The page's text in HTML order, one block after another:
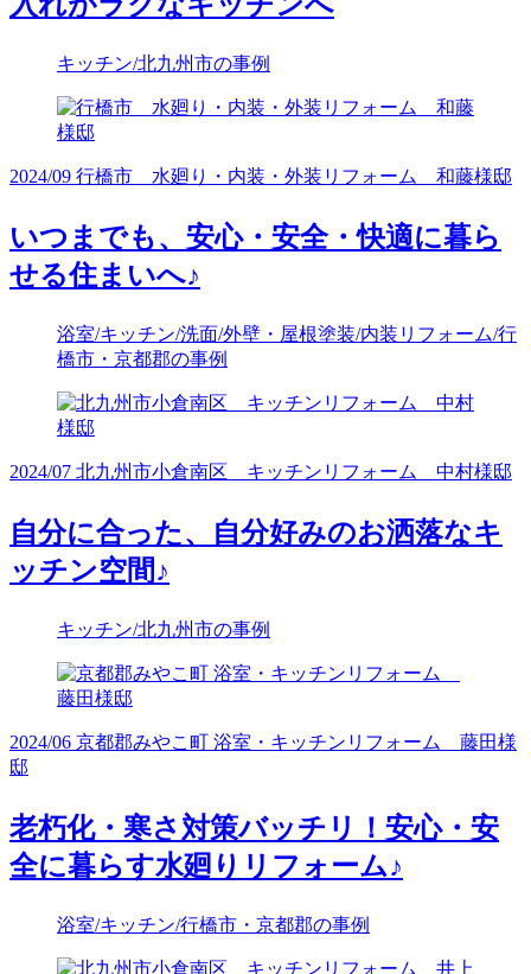
キッチン/北九州市の事例
2024/09 行橋市 水廻り・内装・外装リフォーム 和藤様邸
いつまでも、安心・安全・快適に暮ら
せる住まいへ♪
浴室/キッチン/洗面/外壁・屋根塗装/内装リフォーム/行
橋市・京都郡の事例
2024/07 北九州市小倉南区 キッチンリフォーム 中村様邸
自分に合った、自分好みのお洒落なキ
ッチン空間♪
キッチン/北九州市の事例
2024/06 京都郡みやこ町 浴室・キッチンリフォーム 藤田様
邸
老朽化・寒さ対策バッチリ！安心・安
全に暮らす水廻りリフォーム♪
浴室/キッチン/行橋市・京都郡の事例